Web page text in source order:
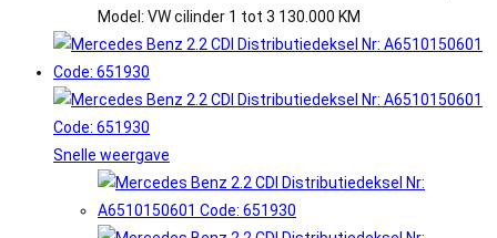
Model: VW cilinder 1 tot 3 130.000 KM
Snelle weergave